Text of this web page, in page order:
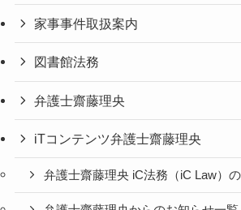
家事事件取扱案内
図書館法務
弁護士齋藤理央
iTコンテンツ弁護士齋藤理央
弁護士齋藤理央 iC法務（iC Law）